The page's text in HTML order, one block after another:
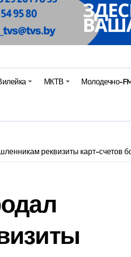
рассказали в правительстве
на сегодня
Минобразования об изменениях
МКТВ Молодечно-
реквизиты карт-счетов